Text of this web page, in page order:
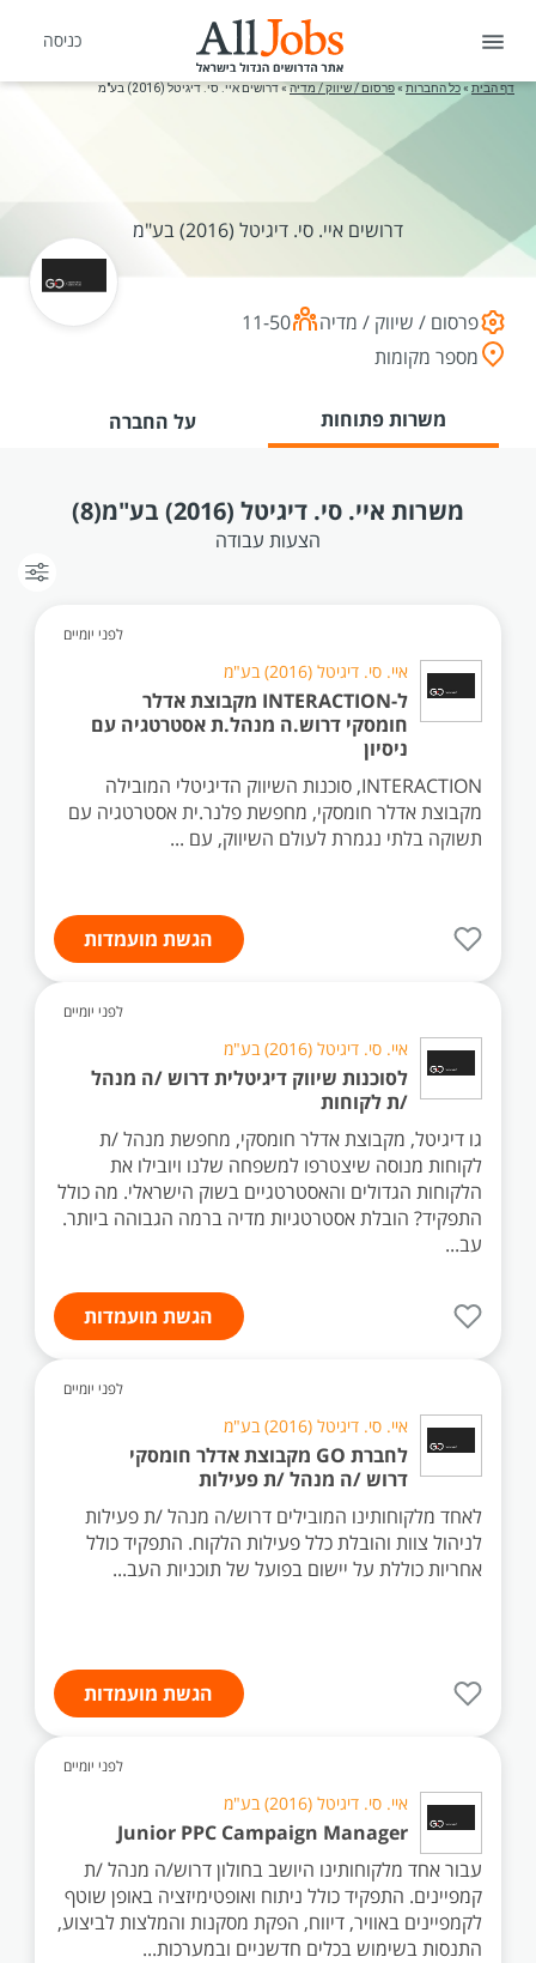
כניסה
דף הבית »כל החברות »פרסום / שיווק / מדיה»דרושים איי. סי. דיגיטל (2016) בע"מ
דרושים איי. סי. דיגיטל (2016) בע"מ
פרסום / שיווק / מדיה
11-50
מספר מקומות
משרות פתוחות על החברה
משרות איי. סי. דיגיטל (2016) בע"מ (8)
הצעות עבודה
לפני יומיים
איי. סי. דיגיטל (2016) בע"מ
ל-INTERACTION מקבוצת אדלר
חומסקי דרוש.ה מנהל.ת אסטרטגיה עם
ניסיון
INTERACTION, סוכנות השיווק הדיגיטלי המובילה
מקבוצת אדלר חומסקי, מחפשת פלנר.ית אסטרטגיה עם
תשוקה בלתי נגמרת לעולם השיווק, עם ...
הגשת מועמדות
לפני יומיים
איי. סי. דיגיטל (2016) בע"מ
לסוכנות שיווק דיגיטלית דרוש /ה מנהל
/ת לקוחות
גו דיגיטל, מקבוצת אדלר חומסקי, מחפשת מנהל /ת
לקוחות מנוסה שיצטרפו למשפחה שלנו ויובילו את
הלקוחות הגדולים והאסטרטגיים בשוק הישראלי. מה כולל
התפקיד? הובלת אסטרטגיות מדיה ברמה הגבוהה ביותר.
עב...
הגשת מועמדות
לפני יומיים
איי. סי. דיגיטל (2016) בע"מ
לחברת GO מקבוצת אדלר חומסקי
דרוש /ה מנהל /ת פעילות
לאחד מלקוחותינו המובילים דרוש/ה מנהל /ת פעילות
לניהול צוות והובלת כלל פעילות הלקוח. התפקיד כולל
אחריות כוללת על יישום בפועל של תוכניות העב...
הגשת מועמדות
לפני יומיים
איי. סי. דיגיטל (2016) בע"מ
Junior PPC Campaign Manager
עבור אחד מלקוחותינו היושב בחולון דרוש/ה מנהל /ת
קמפיינים. התפקיד כולל ניתוח ואופטימיזציה באופן שוטף
לקמפיינים באוויר, דיווח, הפקת מסקנות והמלצות לביצוע,
התנסות בשימוש בכלים חדשניים ובמערכות...